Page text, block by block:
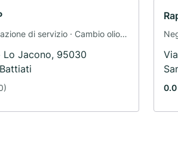
di servizio · Cambio olio ·
Lo Jacono, 95030
0.0